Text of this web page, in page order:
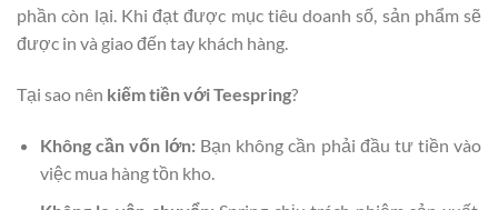
phần còn lại. Khi đạt được mục tiêu doanh số, sản phẩm sẽ
được in và giao đến tay khách hàng.
Tại sao nên kiếm tiền với Teespring?
Không cần vốn lớn: Bạn không cần phải đầu tư tiền vào
việc mua hàng tồn kho.